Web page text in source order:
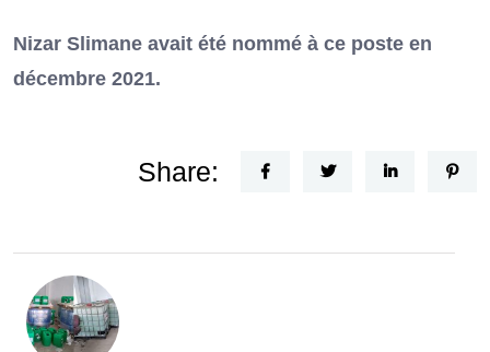
Nizar Slimane avait été nommé à ce poste en
décembre 2021.
Share: